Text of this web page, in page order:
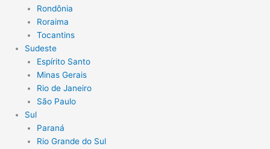
Rondônia
Roraima
Tocantins
Sudeste
Espírito Santo
Minas Gerais
Rio de Janeiro
São Paulo
Sul
Paraná
Rio Grande do Sul